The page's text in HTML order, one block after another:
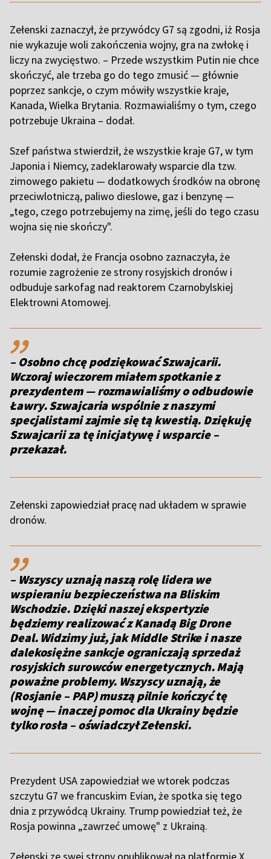
Zełenski zaznaczył, że przywódcy G7 są zgodni, iż Rosja
nie wykazuje woli zakończenia wojny, gra na zwłokę i
liczy na zwycięstwo. – Przede wszystkim Putin nie chce
skończyć, ale trzeba go do tego zmusić — głównie
poprzez sankcje, o czym mówiły wszystkie kraje,
Kanada, Wielka Brytania. Rozmawialiśmy o tym, czego
potrzebuje Ukraina – dodał.
Szef państwa stwierdził, że wszystkie kraje G7, w tym
Japonia i Niemcy, zadeklarowały wsparcie dla tzw.
zimowego pakietu — dodatkowych środków na obronę
przeciwlotniczą, paliwo dieslowe, gaz i benzynę —
„tego, czego potrzebujemy na zimę, jeśli do tego czasu
wojna się nie skończy".
Zełenski dodał, że Francja osobno zaznaczyła, że
rozumie zagrożenie ze strony rosyjskich dronów i
odbuduje sarkofag nad reaktorem Czarnobylskiej
Elektrowni Atomowej.
,,
– Osobno chcę podziękować Szwajcarii.
Wczoraj wieczorem miałem spotkanie z
prezydentem — rozmawialiśmy o odbudowie
Ławry. Szwajcaria wspólnie z naszymi
specjalistami zajmie się tą kwestią. Dziękuję
Szwajcarii za tę inicjatywę i wsparcie –
przekazał.
Zełenski zapowiedział pracę nad układem w sprawie
dronów.
,,
– Wszyscy uznają naszą rolę lidera we
wspieraniu bezpieczeństwa na Bliskim
Wschodzie. Dzięki naszej ekspertyzie
będziemy realizować z Kanadą Big Drone
Deal. Widzimy już, jak Middle Strike i nasze
dalekosiężne sankcje ograniczają sprzedaż
rosyjskich surowców energetycznych. Mają
poważne problemy. Wszyscy uznają, że
(Rosjanie – PAP) muszą pilnie kończyć tę
wojnę — inaczej pomoc dla Ukrainy będzie
tylko rosła – oświadczył Zełenski.
Prezydent USA zapowiedział we wtorek podczas
szczytu G7 we francuskim Evian, że spotka się tego
dnia z przywódcą Ukrainy. Trump powiedział też, że
Rosja powinna „zawrzeć umowę" z Ukrainą.